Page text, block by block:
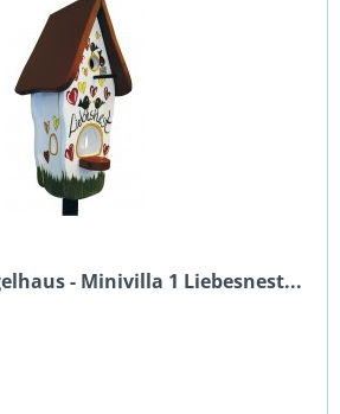
- Minivilla 1 Liebesnest...